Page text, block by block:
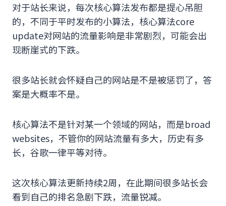
对于站长来说，每次核心算法发布都是提心吊胆
的，不同于平时发布的小算法，核心算法core
update对网站的流量影响是非常剧烈，可能会出
现断崖式的下跌。
很多站长就会怀疑自己的网站是不是被惩罚了，答
案是大概率不是。
核心算法不是针对某一个领域的网站，而是broad
websites，不管你的网站流量有多大，历史有多
长，谷歌一律平等对待。
这次核心算法更新持续2周，在此期间很多站长会
看到自己的排名急剧下跌，流量锐减。